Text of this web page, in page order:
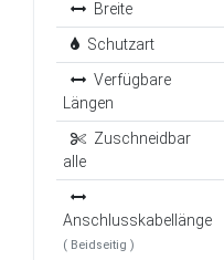
Breite
Schutzart
Verfügbare
Längen
Zuschneidbar
alle
Anschlusskabellänge
( Beidseitig )